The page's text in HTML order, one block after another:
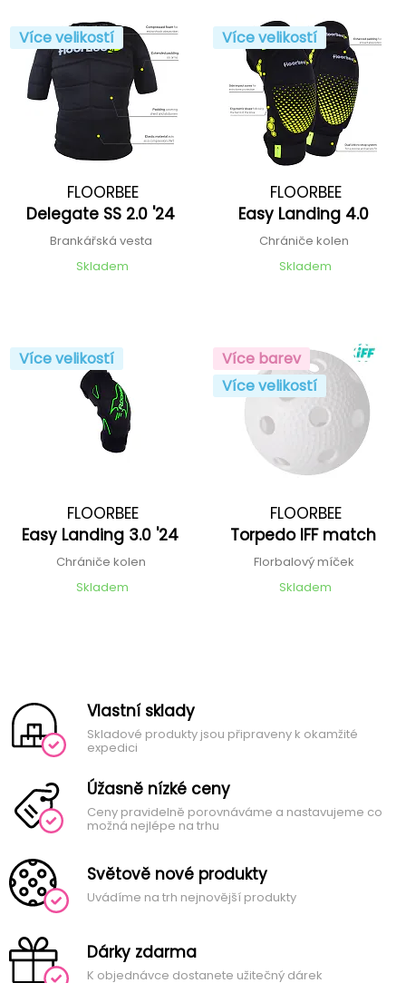
Více velikostí
FLOORBEE
Delegate SS 2.0 '24
Brankářská vesta
Skladem
Více velikostí
FLOORBEE
Easy Landing 4.0
Chrániče kolen
Skladem
Více velikostí
FLOORBEE
Easy Landing 3.0 '24
Chrániče kolen
Skladem
Více barev
Více velikostí
FLOORBEE
Torpedo IFF match
Florbalový míček
Skladem
Vlastní sklady
Skladové produkty jsou připraveny k okamžité
expedici
Úžasně nízké ceny
Ceny pravidelně porovnáváme a nastavujeme co
možná nejlépe na trhu
Světově nové produkty
Uvádíme na trh nejnovější produkty
Dárky zdarma
K objednávce dostanete užitečný dárek